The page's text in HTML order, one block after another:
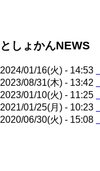
送
としょかんNEWS
2024/01/16(火) - 14:53
2023/08/31(木) - 13:42
2023/01/10(火) - 11:25
2021/01/25(月) - 10:23
2020/06/30(火) - 15:08